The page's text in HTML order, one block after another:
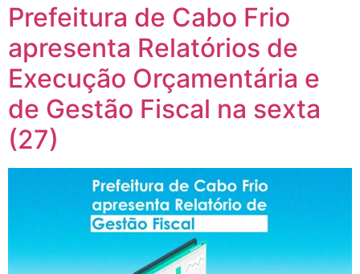
Prefeitura de Cabo Frio
apresenta Relatórios de
Execução Orçamentária e
de Gestão Fiscal na sexta
(27)